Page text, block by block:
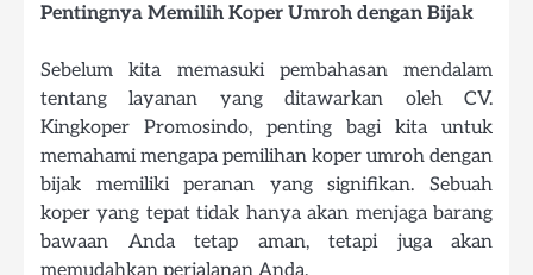
Pentingnya Memilih Koper Umroh dengan Bijak
Sebelum kita memasuki pembahasan mendalam
tentang layanan yang ditawarkan oleh CV.
Kingkoper Promosindo, penting bagi kita untuk
memahami mengapa pemilihan koper umroh dengan
bijak memiliki peranan yang signifikan. Sebuah
koper yang tepat tidak hanya akan menjaga barang
bawaan Anda tetap aman, tetapi juga akan